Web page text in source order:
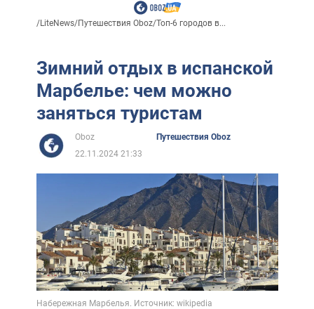
/LiteNews/Путешествия Oboz/Топ-6 городов в...
Зимний отдых в испанской
Марбелье: чем можно
заняться туристам
Oboz
Путешествия Oboz
22.11.2024 21:33
Набережная Марбелья. Источник: wikipedia